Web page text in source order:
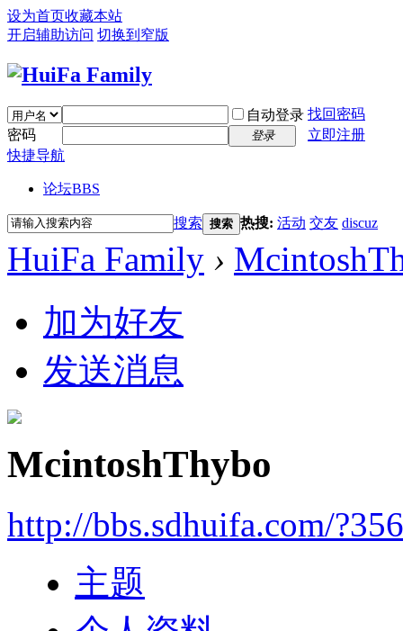
设为首页收藏本站
开启辅助访问 切换到窄版
自动登录 找回密码
密码
登录
立即注册
快捷导航
论坛BBS
搜索 搜索 热搜: 活动 交友 discuz
HuiFa Family ›
加为好友
发送消息
McintoshThybo
http://bbs.sdhuifa.com/
主题